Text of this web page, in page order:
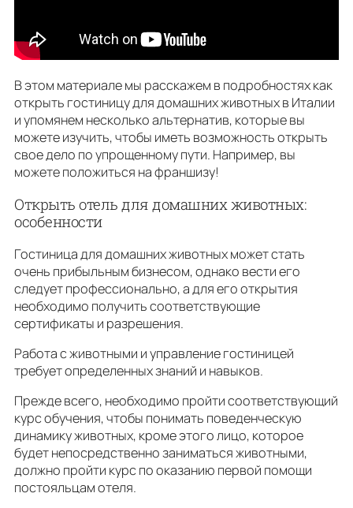
В этом материале мы расскажем в подробностях как
открыть гостиницу для домашних животных в Италии
и упомянем несколько альтернатив, которые вы
можете изучить, чтобы иметь возможность открыть
свое дело по упрощенному пути. Например, вы
можете положиться на франшизу!
Открыть отель для домашних животных:
особенности
Гостиница для домашних животных может стать
очень прибыльным бизнесом, однако вести его
следует профессионально, а для его открытия
необходимо получить соответствующие
сертификаты и разрешения.
Работа с животными и управление гостиницей
требует определенных знаний и навыков.
Прежде всего, необходимо пройти соответствующий
курс обучения, чтобы понимать поведенческую
динамику животных, кроме этого лицо, которое
будет непосредственно заниматься животными,
должно пройти курс по оказанию первой помощи
постояльцам отеля.